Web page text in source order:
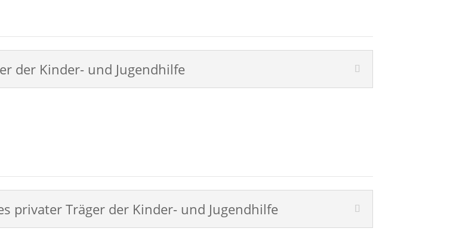
der Kinder- und Jugendhilfe
privater Träger der Kinder- und Jugendhilfe